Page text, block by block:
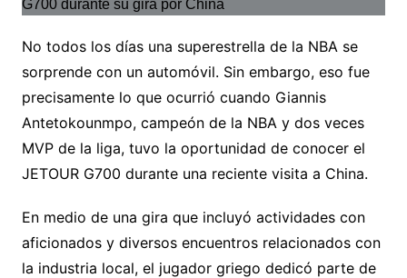
No todos los días una superestrella de la NBA se
sorprende con un automóvil. Sin embargo, eso fue
precisamente lo que ocurrió cuando Giannis
Antetokounmpo, campeón de la NBA y dos veces
MVP de la liga, tuvo la oportunidad de conocer el
JETOUR G700 durante una reciente visita a China.
En medio de una gira que incluyó actividades con
aficionados y diversos encuentros relacionados con
la industria local, el jugador griego dedicó parte de